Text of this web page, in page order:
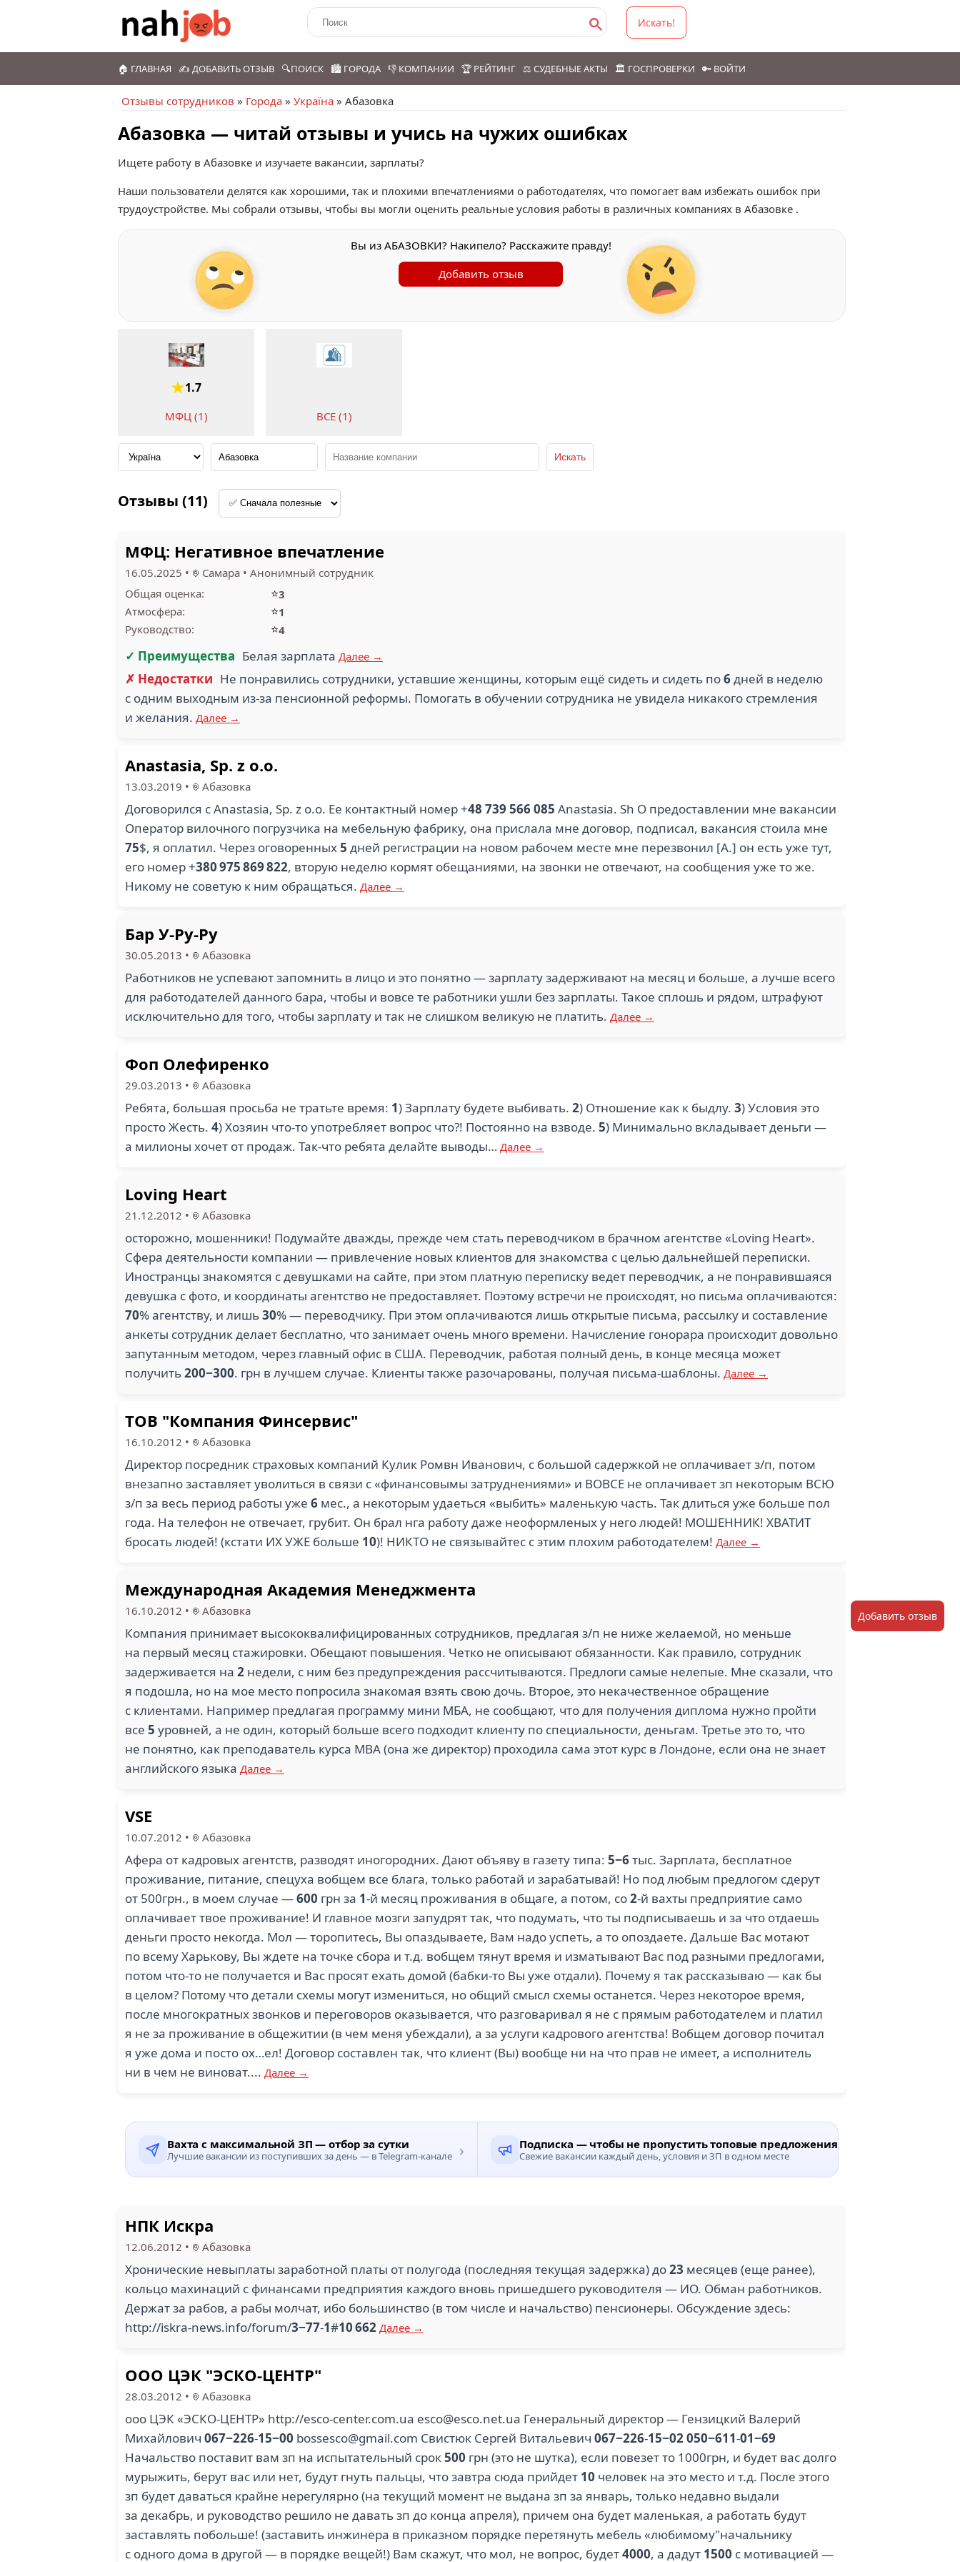
Искать!
🏠 ГЛАВНАЯ ✍️ ДОБАВИТЬ ОТЗЫВ 🔍ПОИСК 🏙️ ГОРОДА 👎 КОМПАНИИ 🏆 РЕЙТИНГ ⚖️ СУДЕБНЫЕ АКТЫ 🏛️ ГОСПРОВЕРКИ 🔑 ВОЙТИ
Отзывы сотрудников » Города » Україна » Абазовка
Абазовка — читай отзывы и учись на чужих ошибках
Ищете работу в Абазовке и изучаете вакансии, зарплаты?
Наши пользователи делятся как хорошими, так и плохими впечатлениями о работодателях, что помогает вам избежать ошибок при
трудоустройстве. Мы собрали отзывы, чтобы вы могли оценить реальные условия работы в различных компаниях в Абазовке .
Вы из АБАЗОВКИ? Накипело? Расскажите правду!
Добавить отзыв
1.7
МФЦ (1) ВСЕ (1)
Отзывы (11)
МФЦ: Негативное впечатление
16.05.2025 • Самара • Анонимный сотрудник
Общая оценка:
⭐3
Атмосфера:
⭐1
Руководство:
⭐4
✓ Преимущества Белая зарплата Далее →
✗ Недостатки Не понравились сотрудники, уставшие женщины, которым ещё сидеть и сидеть по6 дней в неделю
с одним выходным из-за пенсионной реформы. Помогать в обучении сотрудника не увидела никакого стремления
и желания. Далее →
Anastasia, Sp. z o.o.
13.03.2019 • Абазовка
Договорился с Anastasia, Sp. z o.o. Ее контактный номер +48 739 566 085 Anastasia. Sh О предоставлении мне вакансии
Оператор вилочного погрузчика на мебельную фабрику, она прислала мне договор, подписал, вакансия стоила мне
75$, я оплатил. Через оговоренных5 дней регистрации на новом рабочем месте мне перезвонил [А.] он есть уже тут,
его номер +380 975 869 822, вторую неделю кормят обещаниями, на звонки не отвечают, на сообщения уже то же.
Никому не советую к ним обращаться. Далее →
Бар У-Ру-Ру
30.05.2013 • Абазовка
Работников не успевают запомнить в лицо и это понятно — зарплату задерживают на месяц и больше, а лучше всего
для работодателей данного бара, чтобы и вовсе те работники ушли без зарплаты. Такое сплошь и рядом, штрафуют
исключительно для того, чтобы зарплату и так не слишком великую не платить. Далее →
Фоп Олефиренко
29.03.2013 • Абазовка
Ребята, большая просьба не тратьте время: 1) Зарплату будете выбивать. 2) Отношение как к быдлу. 3) Условия это
просто Жесть. 4) Хозяин что-то употребляет вопрос что?! Постоянно на взводе. 5) Минимально вкладывает деньги —
а милионы хочет от продаж. Так-что ребята делайте выводы… Далее →
Loving Heart
21.12.2012 • Абазовка
осторожно, мошенники! Подумайте дважды, прежде чем стать переводчиком в брачном агентстве «Loving Heart».
Сфера деятельности компании — привлечение новых клиентов для знакомства с целью дальнейшей переписки.
Иностранцы знакомятся с девушками на сайте, при этом платную переписку ведет переводчик, а не понравившаяся
девушка с фото, и координаты агентство не предоставляет. Поэтому встречи не происходят, но письма оплачиваются:
70% агентству, и лишь30% — переводчику. При этом оплачиваются лишь открытые письма, рассылку и составление
анкеты сотрудник делает бесплатно, что занимает очень много времени. Начисление гонорара происходит довольно
запутанным методом, через главный офис в США. Переводчик, работая полный день, в конце месяца может
получить200−300. грн в лучшем случае. Клиенты также разочарованы, получая письма-шаблоны. Далее →
ТОВ "Компания Финсервис"
16.10.2012 • Абазовка
Директор посредник страховых компаний Кулик Ромвн Иванович, с большой садержкой не оплачивает з/п, потом
внезапно заставляет уволиться в связи с «финансовымы затруднениями» и ВОВСЕ не оплачивает зп некоторым ВСЮ
з/п за весь период работы уже 6 мес., а некоторым удаеться «выбить» маленькую часть. Так длиться уже больше пол
года. На телефон не отвечает, грубит. Он брал нга работу даже неоформленых у него людей! МОШЕННИК! ХВАТИТ
бросать людей! (кстати ИХ УЖЕ больше 10)! НИКТО не связывайтес с этим плохим работодателем! Далее →
Международная Академия Менеджмента
16.10.2012 • Абазовка
Компания принимает высококвалифицированных сотрудников, предлагая з/п не ниже желаемой, но меньше
на первый месяц стажировки. Обещают повышения. Четко не описывают обязанности. Как правило, сотрудник
задерживается на 2 недели, с ним без предупреждения рассчитываются. Предлоги самые нелепые. Мне сказали, что
я подошла, но на мое место попросила знакомая взять свою дочь. Второе, это некачественное обращение
с клиентами. Например предлагая программу мини МБА, не сообщают, что для получения диплома нужно пройти
все 5 уровней, а не один, который больше всего подходит клиенту по специальности, деньгам. Третье это то, что
не понятно, как преподаватель курса МВА (она же директор) проходила сама этот курс в Лондоне, если она не знает
английского языка Далее →
VSE
10.07.2012 • Абазовка
Афера от кадровых агентств, разводят иногородних. Дают объяву в газету типа: 5−6 тыс. Зарплата, бесплатное
проживание, питание, спецуха вобщем все блага, только работай и зарабатывай! Но под любым предлогом сдерут
от 500грн., в моем случае —600 грн за 1-й месяц проживания в общаге, а потом, со2-й вахты предприятие само
оплачивает твое проживание! И главное мозги запудрят так, что подумать, что ты подписываешь и за что отдаешь
деньги просто некогда. Мол — торопитесь, Вы опаздываете, Вам надо успеть, а то опоздаете. Дальше Вас мотают
по всему Харькову, Вы ждете на точке сбора и т.д. вобщем тянут время и изматывают Вас под разными предлогами,
потом что-то не получается и Вас просят ехать домой (бабки-то Вы уже отдали). Почему я так рассказываю — как бы
в целом? Потому что детали схемы могут измениться, но общий смысл схемы останется. Через некоторое время,
после многократных звонков и переговоров оказывается, что разговаривал я не с прямым работодателем и платил
я не за проживание в общежитии (в чем меня убеждали), а за услуги кадрового агентства! Вобщем договор почитал
я уже дома и посто ох…ел! Договор составлен так, что клиент (Вы) вообще ни на что прав не имеет, а исполнитель
ни в чем не виноват.... Далее →
Вахта с максимальной ЗП — отбор за сутки
Лучшие вакансии из поступивших за день — в Telegram-канале › Подписка — чтобы не пропустить топовые предложения
Свежие вакансии каждый день, условия и ЗП в одном месте
НПК Искра
12.06.2012 • Абазовка
Хронические невыплаты заработной платы от полугода (последняя текущая задержка) до23 месяцев (еще ранее),
кольцо махинаций с финансами предприятия каждого вновь пришедшего руководителя — ИО. Обман работников.
Держат за рабов, а рабы молчат, ибо большинство (в том числе и начальство) пенсионеры. Обсуждение здесь:
http://iskra-news.info/forum/3−77-1#10 662 Далее →
ООО ЦЭК "ЭСКО-ЦЕНТР"
28.03.2012 • Абазовка
ооо ЦЭК «ЭСКО-ЦЕНТР» http://esco-center.com.ua esco@esco.net.ua Генеральный директор — Гензицкий Валерий
Михайлович 067−226-15−00 bossesco@gmail.com Свистюк Сергей Витальевич 067−226-15−02050−611-01−69
Начальство поставит вам зп на испытательный срок500 грн (это не шутка), если повезет то 1000грн, и будет вас долго
мурыжить, берут вас или нет, будут гнуть пальцы, что завтра сюда прийдет 10 человек на это место и т.д. После этого
зп будет даваться крайне нерегулярно (на текущий момент не выдана зп за январь, только недавно выдали
за декабрь, и руководство решило не давать зп до конца апреля), причем она будет маленькая, а работать будут
заставлять побольше! (заставить инжинера в приказном порядке перетянуть мебель «любимому"начальнику
с одного дома в другой — в порядке вещей!) Вам скажут, что мол, не вопрос, будет4000, а дадут 1500 с мотивацией —
Добавить отзыв